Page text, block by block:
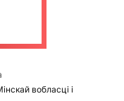
вобласці і